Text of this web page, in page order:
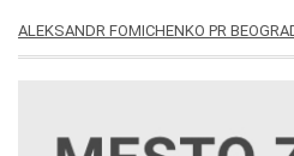
ALEKSANDR FOMICHENKO PR